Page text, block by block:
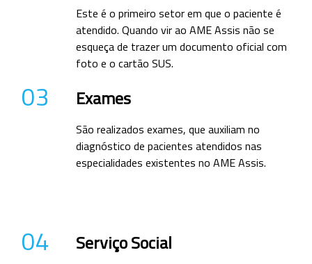
Este é o primeiro setor em que o paciente é
atendido. Quando vir ao AME Assis não se
esqueça de trazer um documento oficial com
foto e o cartão SUS.
03 Exames
São realizados exames, que auxiliam no
diagnóstico de pacientes atendidos nas
especialidades existentes no AME Assis.
04 Serviço Social